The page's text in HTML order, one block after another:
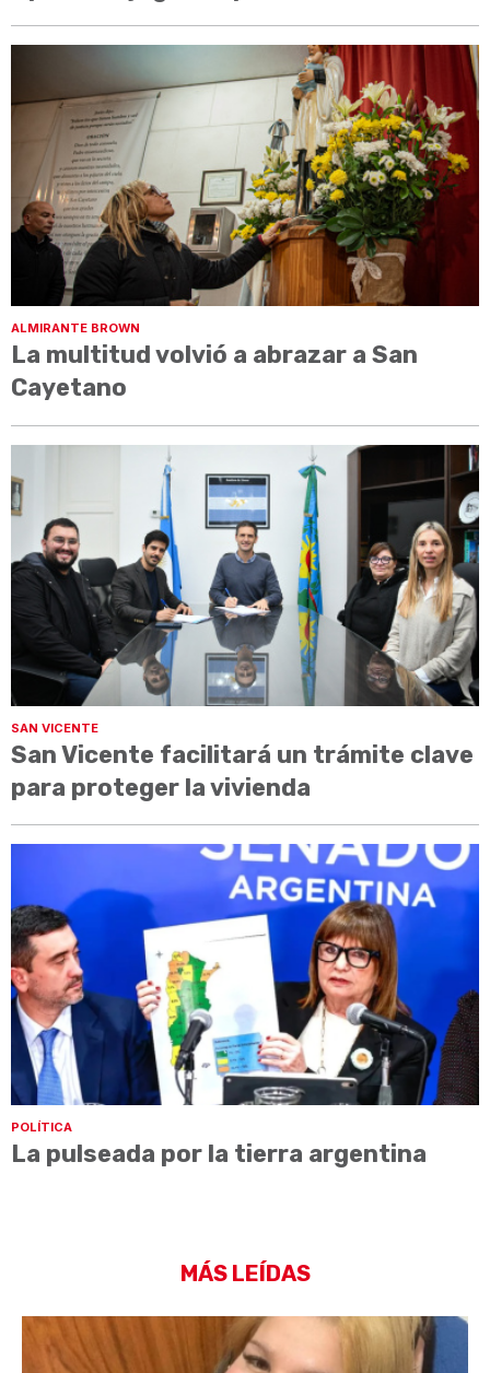
ALMIRANTE BROWN
La multitud volvió a abrazar a San
Cayetano
SAN VICENTE
San Vicente facilitará un trámite clave
para proteger la vivienda
POLÍTICA
La pulseada por la tierra argentina
MÁS LEÍDAS